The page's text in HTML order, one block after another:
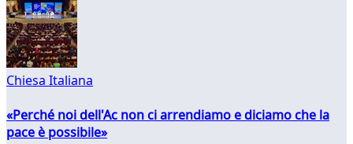
Chiesa Italiana
«Perché noi dell'Ac non ci arrendiamo e diciamo che la
pace è possibile»